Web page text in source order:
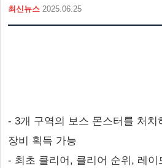
최신뉴스 2025.06.25
- 3개 구역의 보스 몬스터를 처치
장비 획득 가능
- 최초 클리어, 클리어 순위, 레